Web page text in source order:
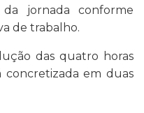
jornada conforme
de trabalho.
das quatro horas
concretizada em duas